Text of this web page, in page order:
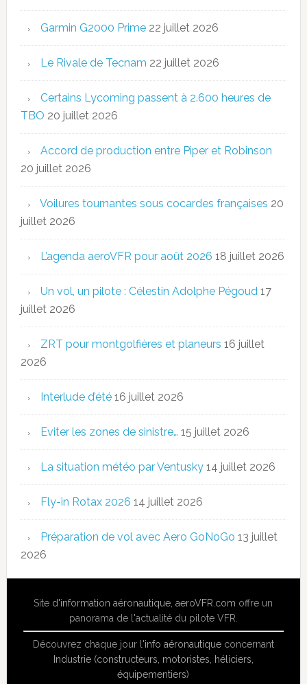
Garmin G2000 Prime 22 juillet 2026
Le Rivale de Tecnam 22 juillet 2026
Certains Lycoming passent à 2.600 heures de
TBO 20 juillet 2026
Accord de production entre Piper et Robinson
20 juillet 2026
Voilures tournantes sous cocardes françaises 20
juillet 2026
L’agenda aeroVFR pour août 2026 18 juillet 2026
Un vol, un pilote : Célestin Adolphe Pégoud 17
juillet 2026
ZRT pour montgolfières et planeurs 16 juillet
2026
Interlude d’été 16 juillet 2026
Eviter les zones de sinistre… 15 juillet 2026
La situation météo par Ventusky 14 juillet 2026
Fly-in Rotax 2026 14 juillet 2026
Préparation de vol avec Aero GoNoGo 13 juillet
2026
Site d'information aéronautique ,aeroVFR.com offre un
panorama de l'actualité du pilote VFR.
Découvrez chaque jour l'info aéronautiqueconcernant
Industrie (constructeurs, motoristes, héliciers,
équipementiers)